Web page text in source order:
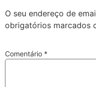
O seu endereço de
obrigatórios marcados
Comentário *
Encontre o
Válvulas TPMS